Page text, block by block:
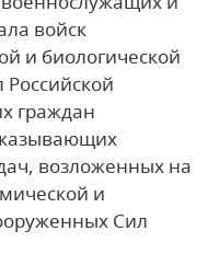
войск
и биологической
граждан
возложенных на
и
Сил